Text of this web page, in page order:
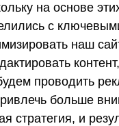
на основе
с
наш
проводить
больше
стратегия, и